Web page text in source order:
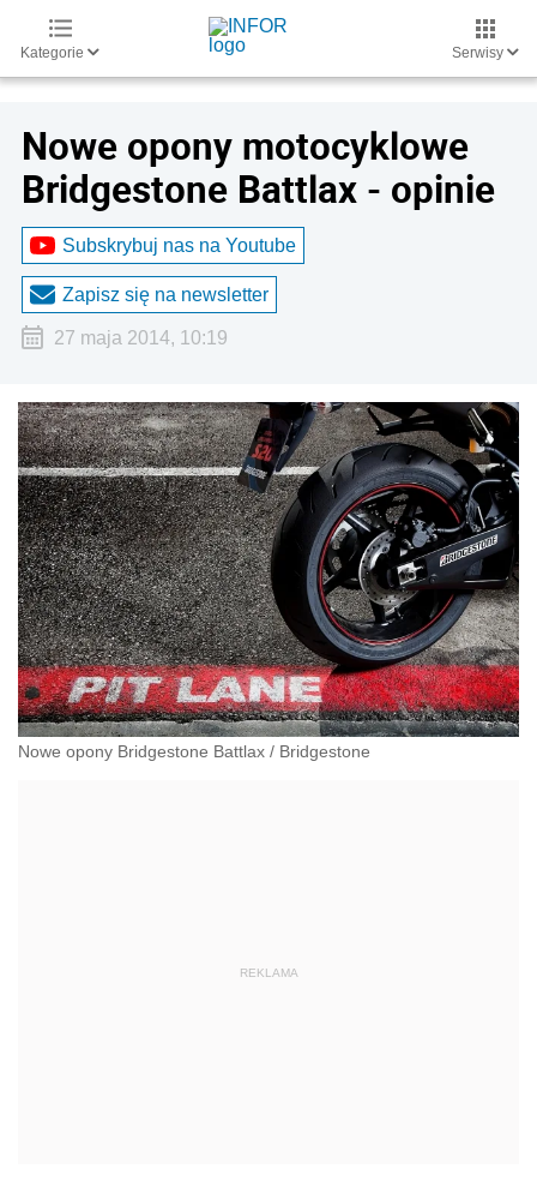
Kategorie Serwisy
Nowe opony motocyklowe
Bridgestone Battlax - opinie
Subskrybuj nas na Youtube
Zapisz się na newsletter
27 maja 2014, 10:19
Nowe opony Bridgestone Battlax / Bridgestone